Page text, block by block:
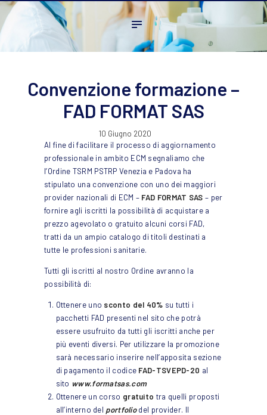
Home
L’ordine
Ambito Professionale
News
Contatti
Convenzione formazione –
FAD FORMAT SAS
10 Giugno 2020
Al fine di facilitare il processo di aggiornamento
professionale in ambito ECM segnaliamo che
l’Ordine TSRM PSTRP Venezia e Padova ha
stipulato una convenzione con uno dei maggiori
provider nazionali di ECM – FAD FORMAT SAS – per
fornire agli iscritti la possibilità di acquistare a
prezzo agevolato o gratuito alcuni corsi FAD,
tratti da un ampio catalogo di titoli destinati a
tutte le professioni sanitarie.
Tutti gli iscritti al nostro Ordine avranno la
possibilità di:
Ottenere uno sconto del 40% su tutti i
pacchetti FAD presenti nel sito che potrà
essere usufruito da tutti gli iscritti anche per
più eventi diversi. Per utilizzare la promozione
sarà necessario inserire nell’apposita sezione
di pagamento il codice FAD-TSVEPD-20 al
sito www.formatsas.com
Ottenere un corso gratuito tra quelli proposti
all’interno del portfoliodel provider. Il